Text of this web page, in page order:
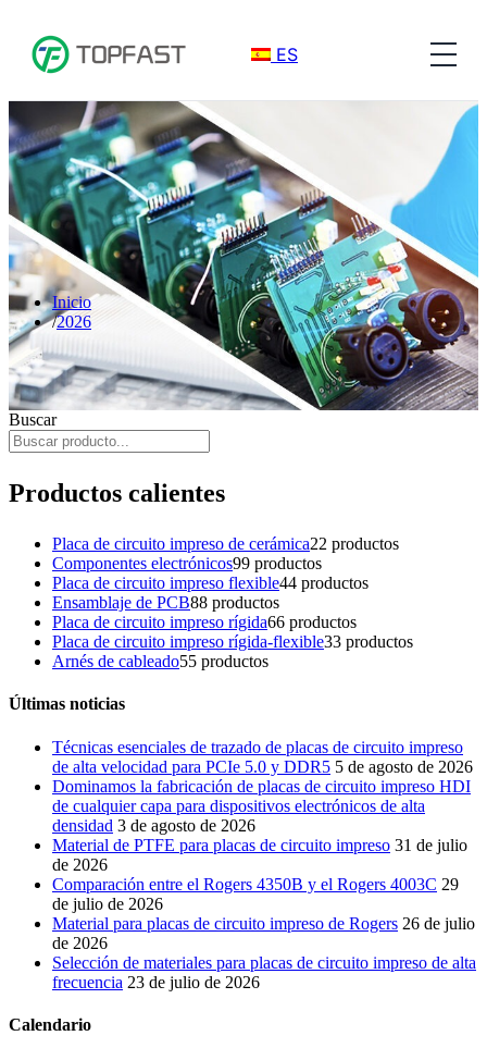
ES
Inicio
2026
Buscar
Productos calientes
Placa de circuito impreso de cerámica22 productos
Componentes electrónicos99 productos
Placa de circuito impreso flexible44 productos
Ensamblaje de PCB88 productos
Placa de circuito impreso rígida66 productos
Placa de circuito impreso rígida-flexible33 productos
Arnés de cableado55 productos
Últimas noticias
Técnicas esenciales de trazado de placas de circuito impreso
de alta velocidad para PCIe 5.0 y DDR5 5 de agosto de 2026
Dominamos la fabricación de placas de circuito impreso HDI
de cualquier capa para dispositivos electrónicos de alta
densidad 3 de agosto de 2026
Material de PTFE para placas de circuito impreso 31 de julio
de 2026
Comparación entre el Rogers 4350B y el Rogers 4003C 29
de julio de 2026
Material para placas de circuito impreso de Rogers 26 de julio
de 2026
Selección de materiales para placas de circuito impreso de alta
frecuencia 23 de julio de 2026
Calendario